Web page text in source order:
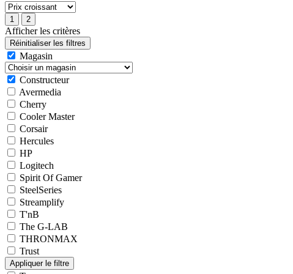
Afficher les critères
Magasin
Constructeur
Avermedia
Cherry
Cooler Master
Corsair
Hercules
HP
Logitech
Spirit Of Gamer
SteelSeries
Streamplify
T'nB
The G-LAB
THRONMAX
Trust